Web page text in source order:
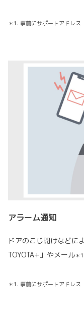
＊1. 事前にサポートアドレス
アラーム通知
ドアのこじ開けなどに
TOYOTA+」やメール＊1
＊1. 事前にサポートアドレス